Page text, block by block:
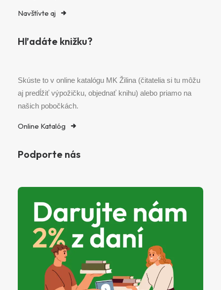
Navštívte aj
Hľadáte knižku?
Skúste to v online katalógu MK Žilina (čitatelia si tu môžu
aj predĺžiť výpožičku, objednať knihu) alebo priamo na
našich pobočkách.
Online Katalóg
Podporte nás